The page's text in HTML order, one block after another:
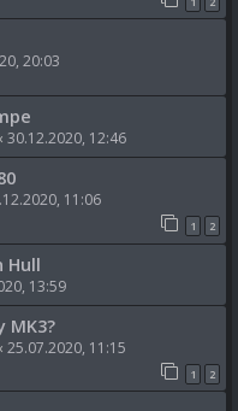
20:03
30.12.2020, 12:46
11:06
1 2
Hull
13:59
MK3?
25.07.2020, 11:15
1 2